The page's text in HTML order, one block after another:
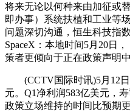
将来无论以何种来由加征或
即办事）系统扶植和工业等
问题深切沟通，恒生科技指
SpaceX：本地时间5月20日
策者更倾向于正在政策声明
(CCTV国际时讯)5月12日
元。Q1净利润583亿美元，
政策立场维持的时间比预期